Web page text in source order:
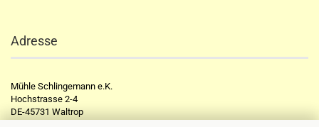
Adresse
Mühle Schlingemann e.K.
Hochstrasse 2-4
DE-45731 Waltrop